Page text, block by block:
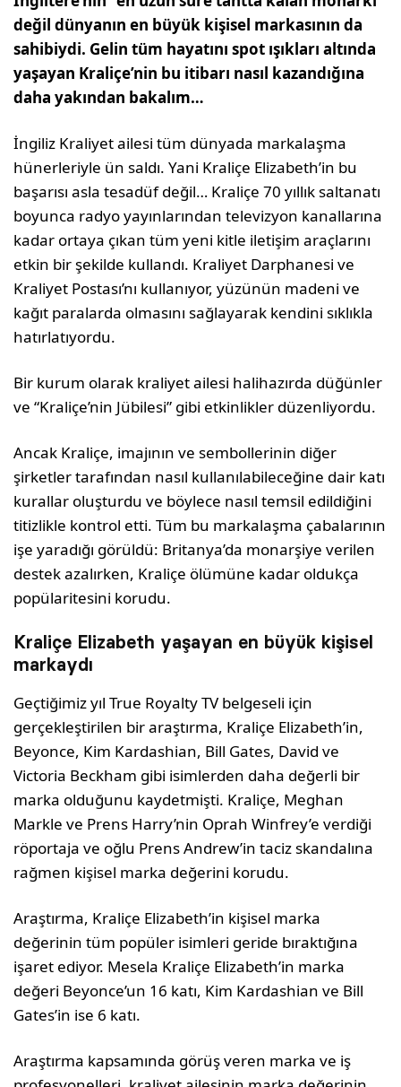
değil dünyanın en büyük kişisel markasının da
sahibiydi. Gelin tüm hayatını spot ışıkları altında
yaşayan Kraliçe’nin bu itibarı nasıl kazandığına
daha yakından bakalım…
İngiliz Kraliyet ailesi tüm dünyada markalaşma
hünerleriyle ün saldı. Yani Kraliçe Elizabeth’in bu
başarısı asla tesadüf değil… Kraliçe 70 yıllık saltanatı
boyunca radyo yayınlarından televizyon kanallarına
kadar ortaya çıkan tüm yeni kitle iletişim araçlarını
etkin bir şekilde kullandı. Kraliyet Darphanesi ve
Kraliyet Postası’nı kullanıyor, yüzünün madeni ve
kağıt paralarda olmasını sağlayarak kendini sıklıkla
hatırlatıyordu.
Bir kurum olarak kraliyet ailesi halihazırda düğünler
ve “Kraliçe’nin Jübilesi” gibi etkinlikler düzenliyordu.
Ancak Kraliçe, imajının ve sembollerinin diğer
şirketler tarafından nasıl kullanılabileceğine dair katı
kurallar oluşturdu ve böylece nasıl temsil edildiğini
titizlikle kontrol etti. Tüm bu markalaşma çabalarının
işe yaradığı görüldü: Britanya’da monarşiye verilen
destek azalırken, Kraliçe ölümüne kadar oldukça
popülaritesini korudu.
Kraliçe Elizabeth yaşayan en büyük kişisel
markaydı
Geçtiğimiz yıl True Royalty TV belgeseli için
gerçekleştirilen bir araştırma, Kraliçe Elizabeth’in,
Beyonce, Kim Kardashian, Bill Gates, David ve
Victoria Beckham gibi isimlerden daha değerli bir
marka olduğunu kaydetmişti. Kraliçe, Meghan
Markle ve Prens Harry’nin Oprah Winfrey’e verdiği
röportaja ve oğlu Prens Andrew’in taciz skandalına
rağmen kişisel marka değerini korudu.
Araştırma, Kraliçe Elizabeth’in kişisel marka
değerinin tüm popüler isimleri geride bıraktığına
işaret ediyor. Mesela Kraliçe Elizabeth’in marka
değeri Beyonce’un 16 katı, Kim Kardashian ve Bill
Gates’in ise 6 katı.
Araştırma kapsamında görüş veren marka ve iş